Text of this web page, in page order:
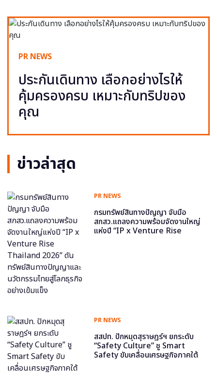
PR NEWS
ประกันเดินทาง เลือกอย่างไรให้
คุ้มครองครบ เหมาะกับทริปของ
คุณ
ข่าวล่าสุด
PR NEWS
กรมทรัพย์สินทางปัญญา จับมือ
สกสว.แถลงความพร้อมจัดงานใหญ่
แห่งปี “IP x Venture Rise
PR NEWS
สสปท. ปักหมุดสุราษฎร์ฯ ยกระดับ
“Safety Culture” ชู Smart
Safety ขับเคลื่อนเศรษฐกิจภาคใต้